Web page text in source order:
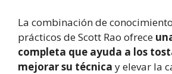
La combinación de
prácticos de Scott Rao ofrece
completa que ayuda a los
mejorar su técnica y elevar la